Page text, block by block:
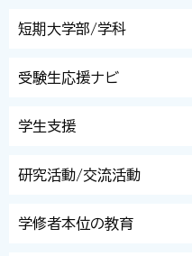
短期大学部/学科
受験生応援ナビ
学生支援
研究活動/交流活動
学修者本位の教育